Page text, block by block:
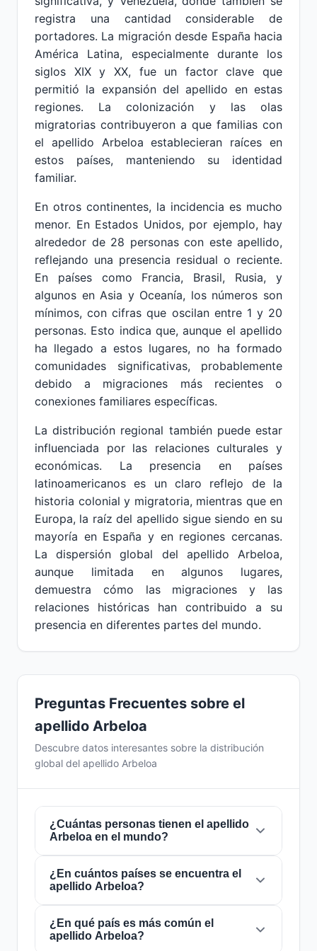
registra una cantidad considerable de
portadores. La migración desde España hacia
América Latina, especialmente durante los
siglos XIX y XX, fue un factor clave que
permitió la expansión del apellido en estas
regiones. La colonización y las olas
migratorias contribuyeron a que familias con
el apellido Arbeloa establecieran raíces en
estos países, manteniendo su identidad
familiar.
En otros continentes, la incidencia es mucho
menor. En Estados Unidos, por ejemplo, hay
alrededor de 28 personas con este apellido,
reflejando una presencia residual o reciente.
En países como Francia, Brasil, Rusia, y
algunos en Asia y Oceanía, los números son
mínimos, con cifras que oscilan entre 1 y 20
personas. Esto indica que, aunque el apellido
ha llegado a estos lugares, no ha formado
comunidades significativas, probablemente
debido a migraciones más recientes o
conexiones familiares específicas.
La distribución regional también puede estar
influenciada por las relaciones culturales y
económicas. La presencia en países
latinoamericanos es un claro reflejo de la
historia colonial y migratoria, mientras que en
Europa, la raíz del apellido sigue siendo en su
mayoría en España y en regiones cercanas.
La dispersión global del apellido Arbeloa,
aunque limitada en algunos lugares,
demuestra cómo las migraciones y las
relaciones históricas han contribuido a su
presencia en diferentes partes del mundo.
Preguntas Frecuentes sobre el
apellido Arbeloa
Descubre datos interesantes sobre la distribución
global del apellido Arbeloa
¿Cuántas personas tienen el apellido
Arbeloa en el mundo?
Actualmente hay aproximadamente922
personascon el apellido
mundo. Esto significa que aproximadamente 1
de cada8,676,790 personasen el mundo
lleva este apellido. Se encuentra presente en
¿En cuántos países se encuentra el
apellido Arbeloa?
El apellidoArbeloa está presente en
de todo el mundo. Esto lo clasifica como un
¿En qué país es más común el
apellido Arbeloa?